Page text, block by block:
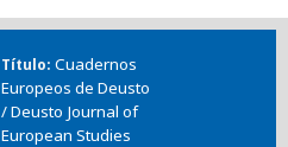
Título Cuadernos
Europeos de Deusto
/ Deusto Journal of
European Studies